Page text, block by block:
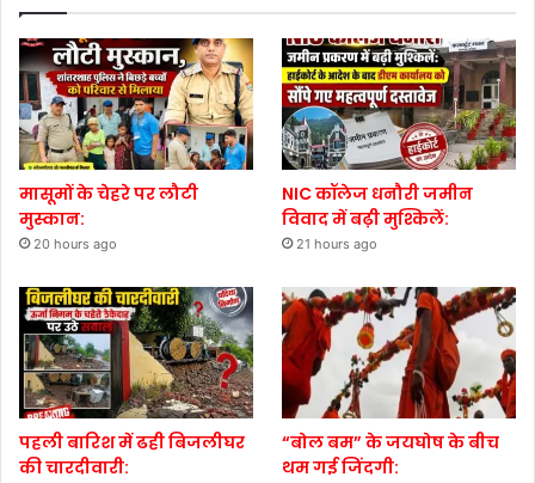
मासूमों के चेहरे पर लौटी
मुस्कान:
20 hours ago
NIC कॉलेज धनौरी जमीन
विवाद में बढ़ी मुश्किलें:
21 hours ago
पहली बारिश में ढही बिजलीघर
की चारदीवारी:
“बोल बम” के जयघोष के बीच
थम गई जिंदगी: